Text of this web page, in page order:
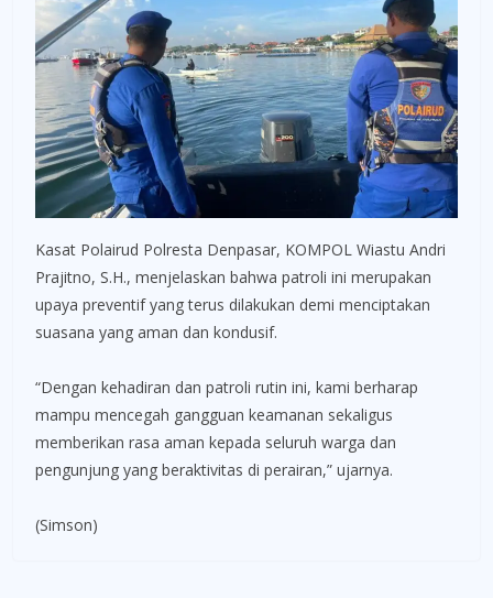
Kasat Polairud Polresta Denpasar, KOMPOL Wiastu Andri
Prajitno, S.H., menjelaskan bahwa patroli ini merupakan
upaya preventif yang terus dilakukan demi menciptakan
suasana yang aman dan kondusif.
“Dengan kehadiran dan patroli rutin ini, kami berharap
mampu mencegah gangguan keamanan sekaligus
memberikan rasa aman kepada seluruh warga dan
pengunjung yang beraktivitas di perairan,” ujarnya.
(Simson)